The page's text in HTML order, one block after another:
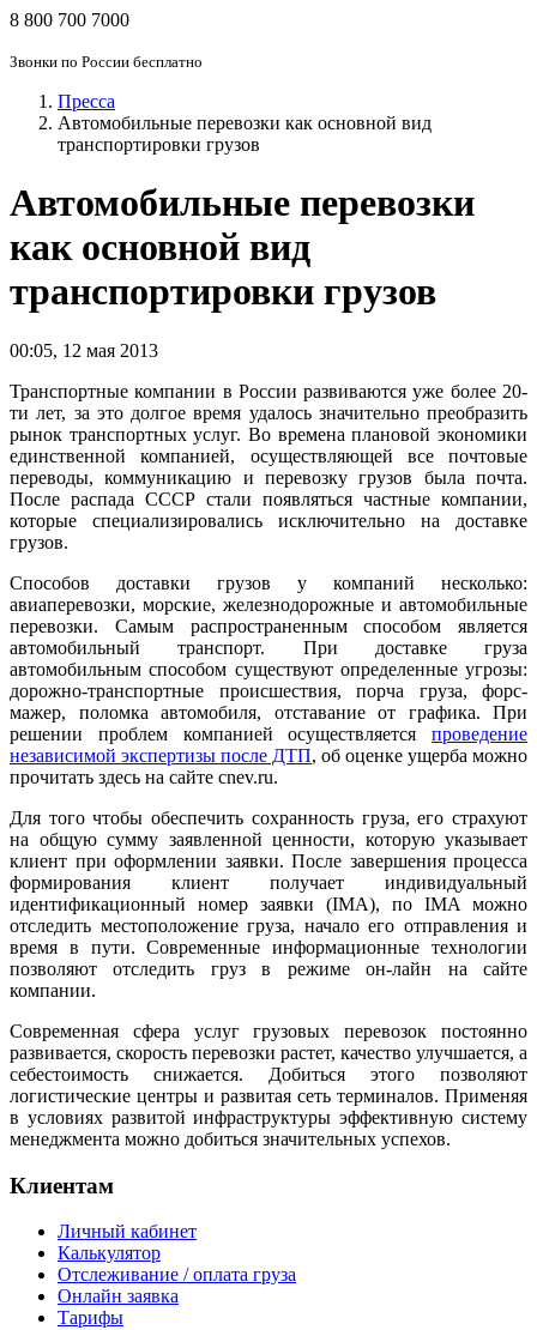
8 800 700 7000
Звонки по России бесплатно
Пресса
Автомобильные перевозки как основной вид
транспортировки грузов
Автомобильные перевозки
как основной вид
транспортировки грузов
00:05, 12 мая 2013
Транспортные компании в России развиваются уже более 20-
ти лет, за это долгое время удалось значительно преобразить
рынок транспортных услуг. Во времена плановой экономики
единственной компанией, осуществляющей все почтовые
переводы, коммуникацию и перевозку грузов была почта.
После распада СССР стали появляться частные компании,
которые специализировались исключительно на доставке
грузов.
Способов доставки грузов у компаний несколько:
авиаперевозки, морские, железнодорожные и автомобильные
перевозки. Самым распространенным способом является
автомобильный транспорт. При доставке груза
автомобильным способом существуют определенные угрозы:
дорожно-транспортные происшествия, порча груза, форс-
мажер, поломка автомобиля, отставание от графика. При
решении проблем компанией осуществляется проведение
независимой экспертизы после ДТП, об оценке ущерба можно
прочитать здесь на сайте cnev.ru.
Для того чтобы обеспечить сохранность груза, его страхуют
на общую сумму заявленной ценности, которую указывает
клиент при оформлении заявки. После завершения процесса
формирования клиент получает индивидуальный
идентификационный номер заявки (IMA), по IMA можно
отследить местоположение груза, начало его отправления и
время в пути. Современные информационные технологии
позволяют отследить груз в режиме он-лайн на сайте
компании.
Современная сфера услуг грузовых перевозок постоянно
развивается, скорость перевозки растет, качество улучшается, а
себестоимость снижается. Добиться этого позволяют
логистические центры и развитая сеть терминалов. Применяя
в условиях развитой инфраструктуры эффективную систему
менеджмента можно добиться значительных успехов.
Клиентам
Личный кабинет
Калькулятор
Отслеживание / оплата груза
Онлайн заявка
Тарифы